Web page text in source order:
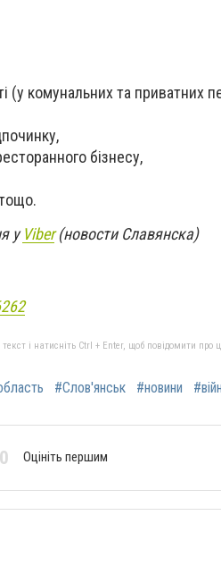
(у комунальних та приватних
бізнесу,
уViber(новости Славянска)
і натисніть Ctrl + Enter, щоб повідомити про
#Слов'янськ #новини
Оцініть першим